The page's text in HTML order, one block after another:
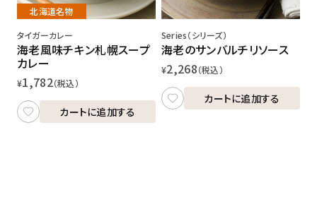
北海道名物
タイガーカレー
海老風味チキン札幌スープ
カレー
¥1,782（税込）
カートに追加する
Series（シリーズ）
海老のサンバルチリソース
¥2,268（税込）
カートに追加する